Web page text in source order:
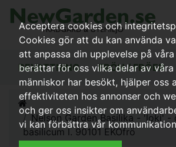
BEVATTNING FRÖN / FRÖER
Nelson Garden Basilika - 'loki' -
basilicum l. 90101 EKOfrö
Acceptera cookies och
Cookies gör att du kan använda
att anpassa din upplevelse på
berättar för oss vilka delar av
människor har besökt, hjälper oss
effektiviteten hos annonser och
och ger oss insikter om
vi kan förbättra vår